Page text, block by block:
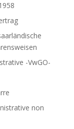
-VwGO-
non